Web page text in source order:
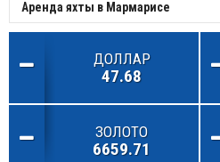
Аренда яхты в Мармарисе
ДОЛЛАР
47.68
ЗОЛОТО
6659.71